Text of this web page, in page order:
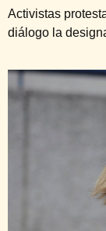
Activistas
diálogo la